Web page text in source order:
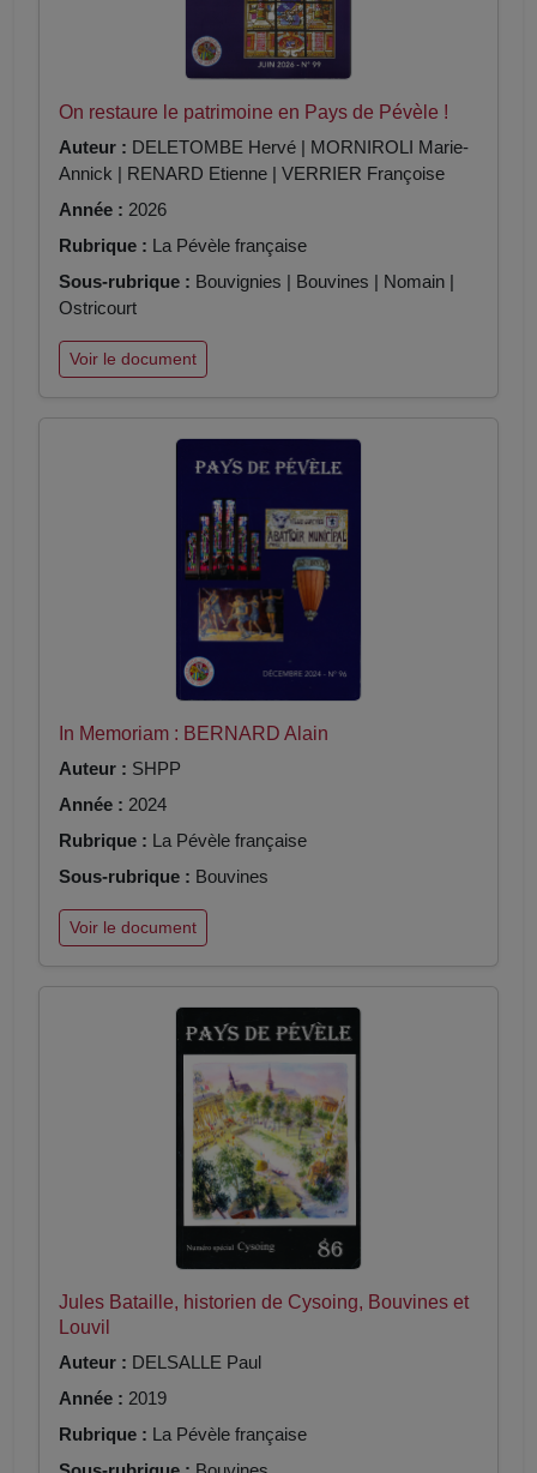
On restaure le patrimoine en Pays de Pévèle !
Auteur : DELETOMBE Hervé | MORNIROLI Marie-
Annick | RENARD Etienne | VERRIER Françoise
Année : 2026
Rubrique : La Pévèle française
Sous-rubrique : Bouvignies | Bouvines | Nomain |
Ostricourt
Voir le document
In Memoriam : BERNARD Alain
Auteur : SHPP
Année : 2024
Rubrique : La Pévèle française
Sous-rubrique : Bouvines
Voir le document
Jules Bataille, historien de Cysoing, Bouvines et
Louvil
Auteur : DELSALLE Paul
Année : 2019
Rubrique : La Pévèle française